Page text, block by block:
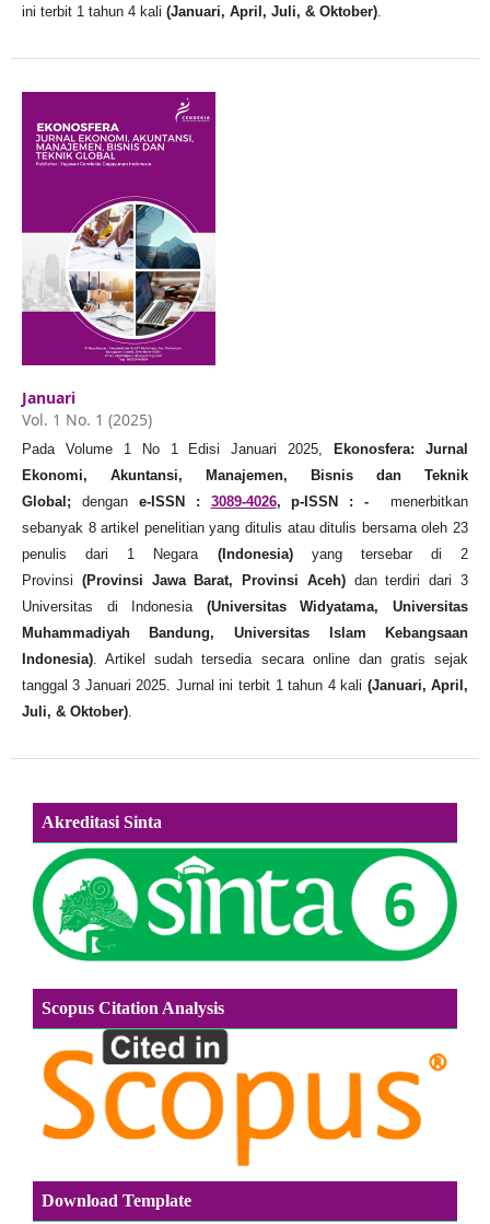
ini terbit 1 tahun 4 kali (Januari, April, Juli, & Oktober).
Januari
Vol. 1 No. 1 (2025)
Pada Volume 1 No 1 Edisi Januari 2025,
Ekonosfera: Jurnal
Ekonomi, Akuntansi, Manajemen, Bisnis dan Teknik
Global; dengan e-ISSN : 3089-4026, p-ISSN : - menerbitkan
sebanyak 8 artikel penelitian yang ditulis atau ditulis bersama oleh 23
penulis dari 1 Negara (Indonesia)yang tersebar di 2
Provinsi (Provinsi Jawa Barat, Provinsi Aceh) dan terdiri dari 3
Universitas di Indonesia (Universitas Widyatama, Universitas
Muhammadiyah Bandung, Universitas Islam Kebangsaan
Indonesia). Artikel sudah tersedia secara online dan gratis sejak
tanggal 3 Januari 2025. Jurnal ini terbit 1 tahun 4 kali (Januari, April,
Juli, & Oktober).
Akreditasi Sinta
Scopus Citation Analysis
Download Template